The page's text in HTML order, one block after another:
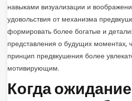
навыками визуализации и
удовольствия от механизма
формировать более богатые и
представления о будущих моментах,
принцип предвкушения более
мотивирующим.
Когда ожидание